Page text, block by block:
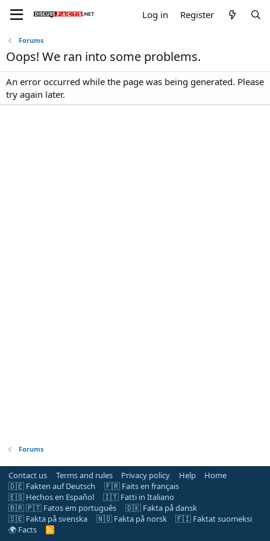
Log in Register
Forums
Oops! We ran into some problems.
An error occurred while the page was being generated. Please
try again later.
Forums
Contact us Terms and rules Privacy policy Help
Home
🇩🇪 Fakten auf Deutsch
🇫🇷 Faits en français
🇪🇸 Hechos en Español
🇮🇹 Fatti in Italiano
🇧🇷 🇵🇹 Fatos em português
🇩🇰 Fakta på dansk
🇸🇪 Fakta på svenska
🇳🇴 Fakta på norsk
🇫🇮 Faktat suomeksi
🌍 Facts
R